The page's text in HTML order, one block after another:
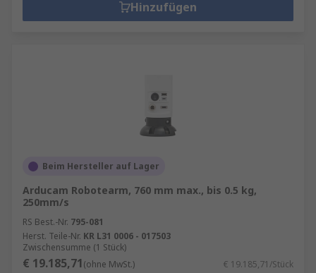
Hinzufügen
Beim Hersteller auf Lager
Arducam Robotearm, 760 mm max., bis 0.5 kg,
250mm/s
RS Best.-Nr. 795-081
Herst. Teile-Nr. KR L31 0006 - 017503
Zwischensumme (1 Stück)
€ 19.185,71(ohne MwSt.) € 19.185,71/Stück